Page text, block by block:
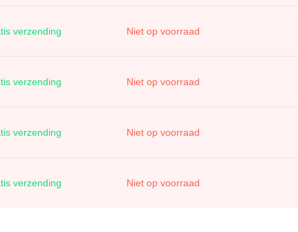
verzending Niet op voorraad
verzending Niet op voorraad
verzending Niet op voorraad
verzending Niet op voorraad